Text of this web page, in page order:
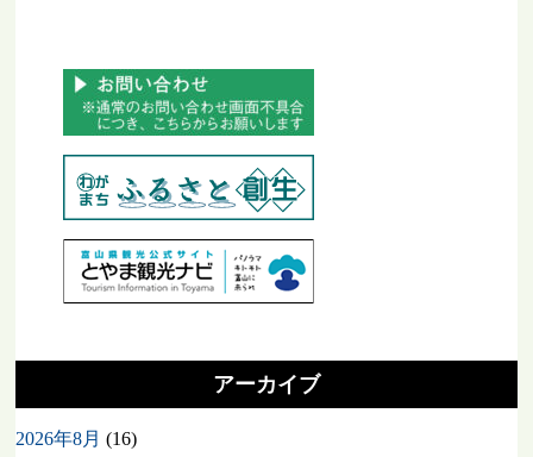
アーカイブ
2026年8月 (16)